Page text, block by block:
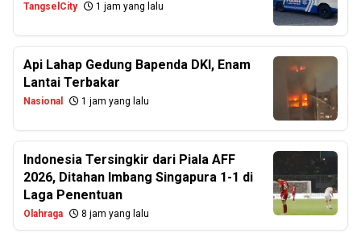
TangselCity 1 jam yang lalu
Api Lahap Gedung Bapenda DKI, Enam
Lantai Terbakar
Nasional 1 jam yang lalu
Indonesia Tersingkir dari Piala AFF
2026, Ditahan Imbang Singapura 1-1 di
Laga Penentuan
Olahraga 8 jam yang lalu